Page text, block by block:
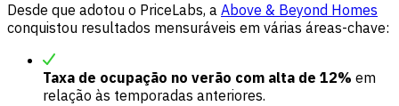
Desde que adotou o PriceLabs, a Above & Beyond Homes
conquistou resultados mensuráveis em várias áreas-chave:
Taxa de ocupação no verão com alta de 12% em
relação às temporadas anteriores.